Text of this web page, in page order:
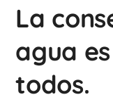
La
agua
todos.